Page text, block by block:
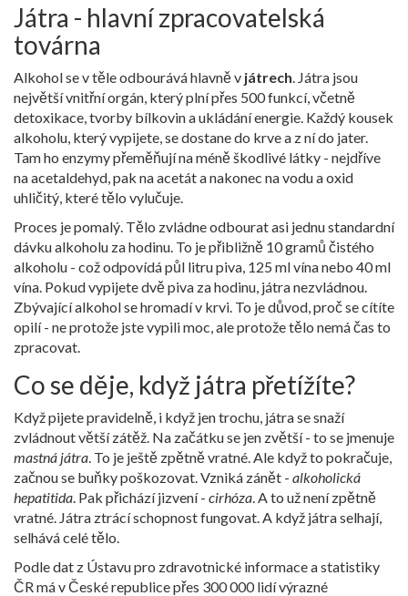
Játra - hlavní zpracovatelská
továrna
Alkohol se v těle odbourává hlavně v játrech Játra jsou
největší vnitřní orgán, který plní přes 500 funkcí, včetně
detoxikace, tvorby bílkovin a ukládání energie Každý kousek
alkoholu, který vypijete, se dostane do krve a z ní do jater.
Tam ho enzymy přeměňují na méně škodlivé látky - nejdříve
na acetaldehyd, pak na acetát a nakonec na vodu a oxid
uhličitý, které tělo vylučuje.
Proces je pomalý. Tělo zvládne odbourat asi jednu standardní
dávku alkoholu za hodinu. To je přibližně 10 gramů čistého
alkoholu - což odpovídá půl litru piva, 125 ml vína nebo 40 ml
vína. Pokud vypijete dvě piva za hodinu, játra nezvládnou.
Zbývající alkohol se hromadí v krvi. To je důvod, proč se cítíte
opilí - ne protože jste vypili moc, ale protože tělo nemá čas to
zpracovat.
Co se děje, když játra přetížíte?
Když pijete pravidelně, i když jen trochu, játra se snaží
zvládnout větší zátěž. Na začátku se jen zvětší - to se jmenuje
mastná játra . To je ještě zpětně vratné. Ale když to pokračuje,
začnou se buňky poškozovat. Vzniká zánět - alkoholická
hepatitida . Pak přichází jizvení - cirhóza . A to už není zpětně
vratné. Játra ztrácí schopnost fungovat. A když játra selhají,
selhává celé tělo.
Podle dat z Ústavu pro zdravotnické informace a statistiky
ČR má v České republice přes 300 000 lidí výrazné